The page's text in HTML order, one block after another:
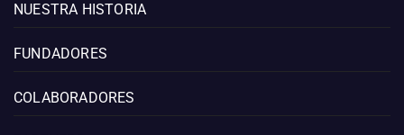
NUESTRA HISTORIA
FUNDADORES
COLABORADORES